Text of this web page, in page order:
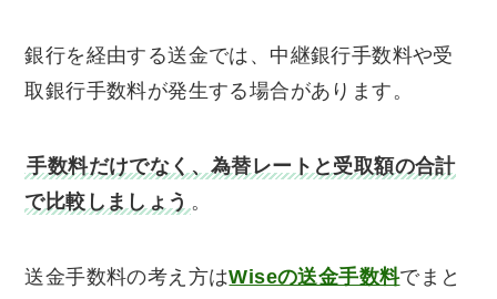
銀行を経由する送金では、中継銀行手数料や受
取銀行手数料が発生する場合があります。
手数料だけでなく、為替レートと受取額の合計
で比較しましょう 。
送金手数料の考え方はWiseの送金手数料でまと